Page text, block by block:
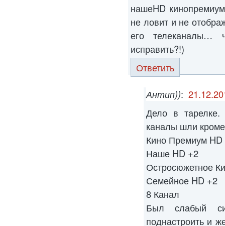
нашеHD
не ловит и не
его телеканалы…
исправить?!)
Ответить
Антип)):
Дело в
каналы шли
Кино Премиум HD
Наше HD +2
Остросюжетное
Семейное HD +2
8 Канал
Был слабый
поднастроить и